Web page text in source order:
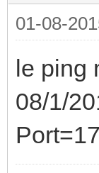
01-08-
le ping
08/1/